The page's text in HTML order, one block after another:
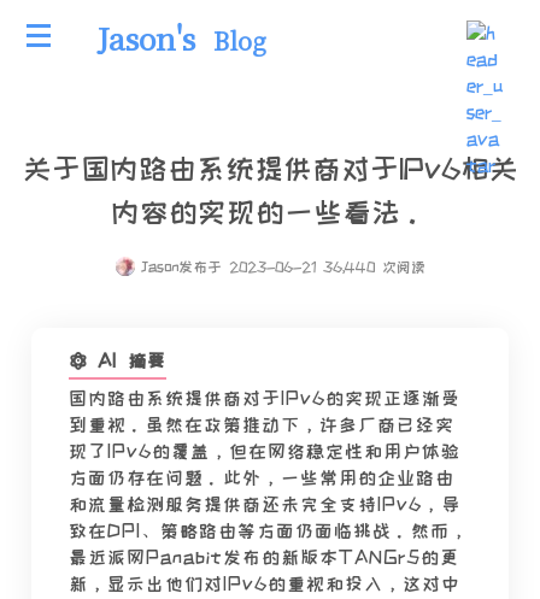
Jason's Blog
关于国内路由系统提供商对于IPv6相关
内容的实现的一些看法。
Jason发布于 2023-06-21 36,440 次阅读
AI 摘要
国内路由系统提供商对于IPv6的实现正逐渐受
到重视。虽然在政策推动下，许多厂商已经实
现了IPv6的覆盖，但在网络稳定性和用户体验
方面仍存在问题。此外，一些常用的企业路由
和流量检测服务提供商还未完全支持IPv6，导
致在DPI、策略路由等方面仍面临挑战。然而，
最近派网Panabit发布的新版本TANGr5的更
新，显示出他们对IPv6的重视和投入，这对中